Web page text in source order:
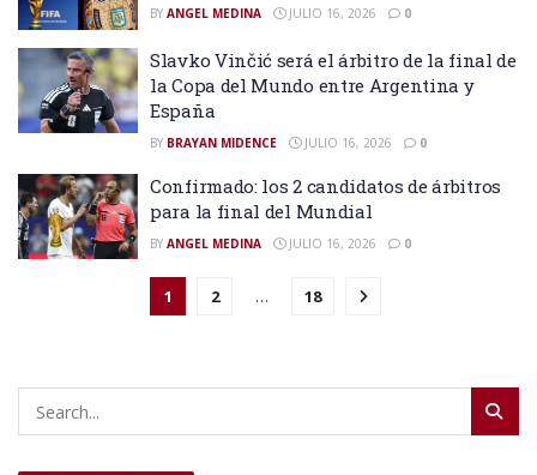
BY ANGEL MEDINA JULIO 16, 2026 0
Slavko Vinčić será el árbitro de la final de
la Copa del Mundo entre Argentina y
España
BY BRAYAN MIDENCE JULIO 16, 2026 0
Confirmado: los 2 candidatos de árbitros
para la final del Mundial
BY ANGEL MEDINA JULIO 16, 2026 0
1 2 … 18